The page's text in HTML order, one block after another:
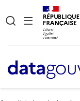
RÉPUBLIQUE
FRANÇAISE